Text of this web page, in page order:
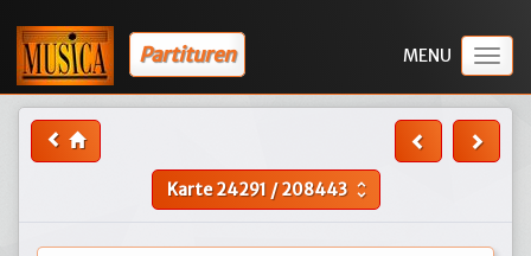
Partituren
Karte24291/208443 unfold_more